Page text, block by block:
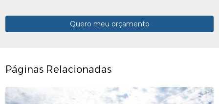
Quero meu orçamento
Páginas Relacionadas